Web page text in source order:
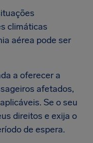
climáticas
aérea pode ser
a oferecer a
afetados,
Se o seu
direitos e exija o
de espera.